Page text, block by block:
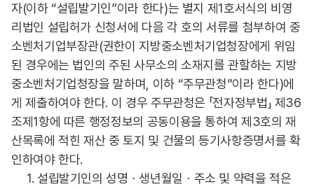
자(이하 “설립발기인”이라 한다)는 별지 제1호서식의 비영
리법인 설립허가 신청서에 다음 각 호의 서류를 첨부하여 중
소벤처기업부장관(권한이 지방중소벤처기업청장에게 위임
된 경우에는 법인의 주된 사무소의 소재지를 관할하는 지방
중소벤처기업청장을 말하며, 이하 “주무관청”이라 한다)에
게 제출하여야 한다. 이 경우 주무관청은 「전자정부법」 제36
조제1항에 따른 행정정보의 공동이용을 통하여 제3호의 재
산목록에 적힌 재산 중 토지 및 건물의 등기사항증명서를 확
인하여야 한다.
1. 설립발기인의 성명ㆍ생년월일ㆍ주소 및 약력을 적은